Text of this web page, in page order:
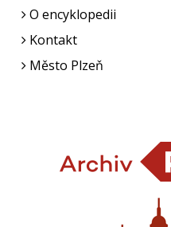
O encyklopedii
Kontakt
Město Plzeň